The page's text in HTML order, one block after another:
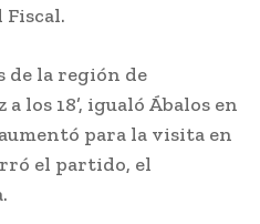
Fiscal.
de la región de
los 18’, igualó Ábalos en
para la visita en
el partido, el